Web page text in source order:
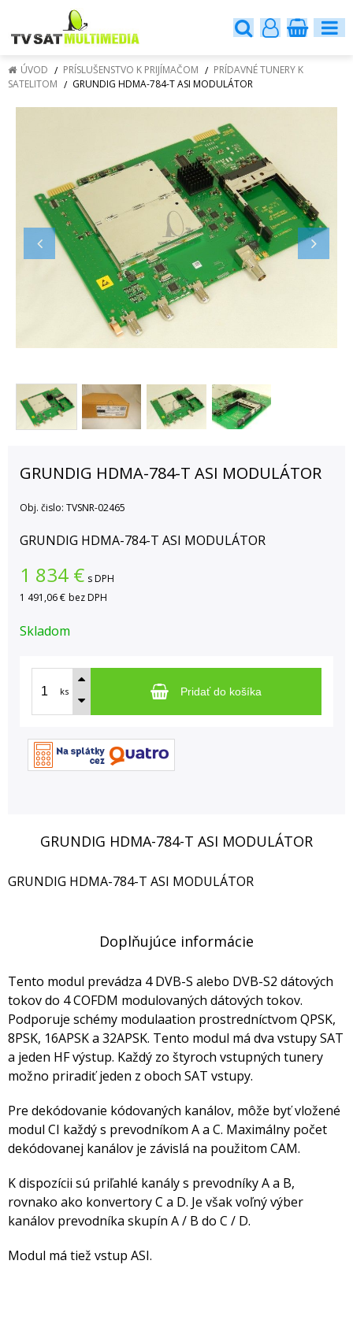
ÚVOD PRÍSLUŠENSTVO K PRIJÍMAČOM
PRÍDAVNÉ TUNERY K
SATELITOM
GRUNDIG HDMA-784-T ASI MODULÁTOR
GRUNDIG HDMA-784-T ASI MODULÁTOR
Obj. čislo: TVSNR-02465
GRUNDIG HDMA-784-T ASI MODULÁTOR
1 834 € s DPH
1 491,06 € bez DPH
Skladom
ks Pridať do košíka
GRUNDIG HDMA-784-T ASI MODULÁTOR
GRUNDIG HDMA-784-T ASI MODULÁTOR
Doplňujúce informácie
Tento modul prevádza 4 DVB-S alebo DVB-S2 dátových
tokov do 4 COFDM modulovaných dátových tokov.
Podporuje schémy modulaation prostredníctvom QPSK,
8PSK, 16APSK a 32APSK. Tento modul má dva vstupy SAT
a jeden HF výstup. Každý zo štyroch vstupných tunery
možno priradiť jeden z oboch SAT vstupy.
Pre dekódovanie kódovaných kanálov, môže byť vložené
modul CI každý s prevodníkom A a C. Maximálny počet
dekódovanej kanálov je závislá na použitom CAM.
K dispozícii sú priľahlé kanály s prevodníky A a B,
rovnako ako konvertory C a D. Je však voľný výber
kanálov prevodníka skupín A / B do C / D.
Modul má tiež vstup ASI.